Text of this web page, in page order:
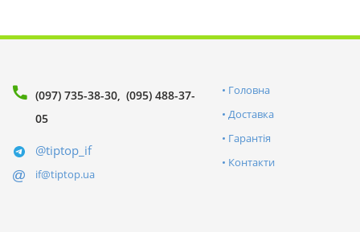
(097) 735-38-30 (095) 488-37-
05
@tiptop_if
if@tiptop.ua
Головна
Доставка
Гарантія
Контакти